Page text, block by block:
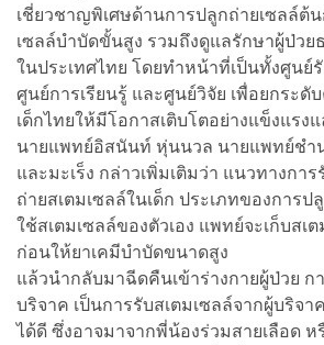
เชี่ยวชาญพิเศษด้านการปลูกถ่ายเซลล์ต้น
เซลล์บำบัดขั้นสูง รวมถึงดูแลรักษาผู้ป่วย
ในประเทศไทย โดยทำหน้าที่เป็นทั้งศูนย์
ศูนย์การเรียนรู้ และศูนย์วิจัย เพื่อยกระ
เด็กไทยให้มีโอกาสเติบโตอย่างแข็งแร
นายแพทย์อิสนันท์ หุ่นนวล นายแพทย์ชำ
และมะเร็ง กล่าวเพิ่มเติมว่า แนวทางกา
ถ่ายสเตมเซลล์ในเด็ก ประเภทของการป
ใช้สเตมเซลล์ของตัวเอง แพทย์จะเก็บสเ
ก่อนให้ยาเคมีบำบัดขนาดสูง
แล้วนำกลับมาฉีดคืนเข้าร่างกายผู้ป่วย ก
บริจาค เป็นการรับสเตมเซลล์จากผู้บริจา
ได้ดี ซึ่งอาจมาจากพี่น้องร่วมสายเลือด